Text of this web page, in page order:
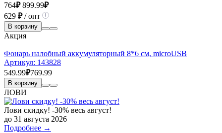
764₽ 899.99₽
629 ₽/ опт
В корзину
Акция
Фонарь налобный аккумуляторный 8*6 см, microUSB
Артикул: 143828
549.99₽769.99
В корзину
ЛОВИ
Лови скидку! -30% весь август!
до 31 августа 2026
Подробнее →